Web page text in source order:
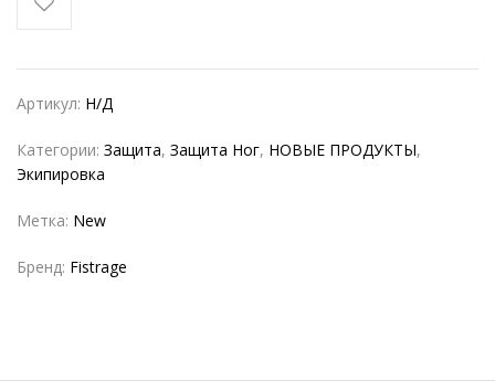
Артикул: Н/Д
Категории: Защита, Защита Ног, НОВЫЕ ПРОДУКТЫ,
Экипировка
Метка: New
Бренд: Fistrage